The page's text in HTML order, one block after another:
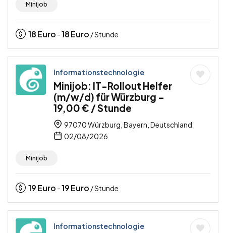
Minijob
18Euro -18Euro / Stunde
Informationstechnologie
Minijob: IT-Rollout Helfer
(m/w/d) für Würzburg –
19,00 € / Stunde
97070 Würzburg, Bayern, Deutschland
02/08/2026
Minijob
19Euro -19Euro / Stunde
Informationstechnologie